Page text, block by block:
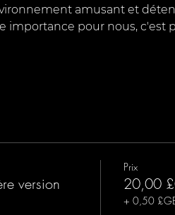
amusant et
importance pour nous, c'est
version
Prix
20,00
+ 0,50